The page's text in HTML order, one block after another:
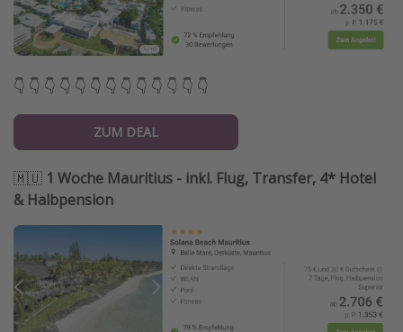
👇 👇 👇 👇 👇 👇 👇 👇 👇 👇 👇 👇 👇
ZUM DEAL
🇲🇺 1 Woche Mauritius - inkl. Flug, Transfer, 4* Hotel
& Halbpension